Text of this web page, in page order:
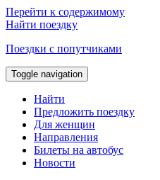
Перейти к содержимому
Найти поездку
Поездки с попутчиками
Toggle navigation
Найти
Предложить поездку
Для женщин
Направления
Билеты на автобус
Новости